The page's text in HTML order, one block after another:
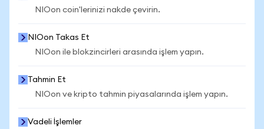
NIOon coin'lerinizi nakde çevirin.
NIOon Takas Et
NIOon ile blokzincirleri arasında işlem yapın.
Tahmin Et
NIOon ve kripto tahmin piyasalarında işlem yapın.
Vadeli İşlemler